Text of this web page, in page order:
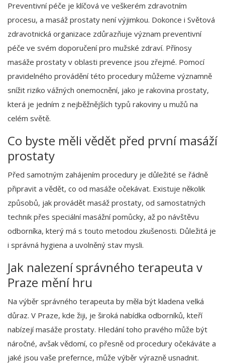
Preventivní péče je klíčová ve veškerém zdravotním
procesu, a masáž prostaty není výjimkou. Dokonce i Světová
zdravotnická organizace zdůrazňuje význam preventivní
péče ve svém doporučení pro mužské zdraví. Přínosy
masáže prostaty v oblasti prevence jsou zřejmé. Pomocí
pravidelného provádění této procedury můžeme významně
snížit riziko vážných onemocnění, jako je rakovina prostaty,
která je jedním z nejběžnějších typů rakoviny u mužů na
celém světě.
Co byste měli vědět před první masáží
prostaty
Před samotným zahájením procedury je důležité se řádně
připravit a vědět, co od masáže očekávat. Existuje několik
způsobů, jak provádět masáž prostaty, od samostatných
technik přes speciální masážní pomůcky, až po návštěvu
odborníka, který má s touto metodou zkušenosti. Důležitá je
i správná hygiena a uvolněný stav mysli.
Jak nalezení správného terapeuta v
Praze mění hru
Na výběr správného terapeuta by měla být kladena velká
důraz. V Praze, kde žiji, je široká nabídka odborníků, kteří
nabízejí masáže prostaty. Hledání toho pravého může být
náročné, avšak vědomí, co přesně od procedury očekáváte a
jaké jsou vaše prefernce, může výběr výrazně usnadnit.